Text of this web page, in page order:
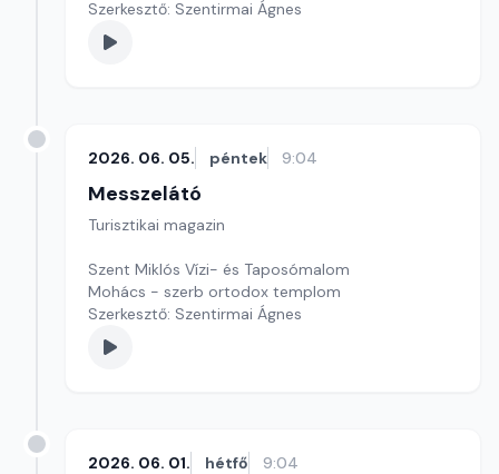
Szerkesztő: Szentirmai Ágnes
2026. 06. 05. péntek 9:04
Messzelátó
Turisztikai magazin
Szent Miklós Vízi- és Taposómalom
Mohács - szerb ortodox templom
Szerkesztő: Szentirmai Ágnes
2026. 06. 01. hétfő 9:04